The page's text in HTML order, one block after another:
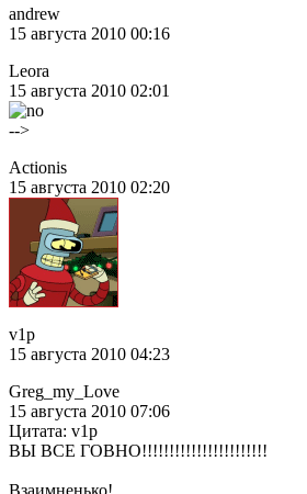
andrew
15 августа 2010 00:16
Leora
15 августа 2010 02:01
-->
Actionis
15 августа 2010 02:20
v1p
15 августа 2010 04:23
Greg_my_Love
15 августа 2010 07:06
Цитата: v1p
ВЫ ВСЕ ГОВНО!!!!!!!!!!!!!!!!!!!!!!!